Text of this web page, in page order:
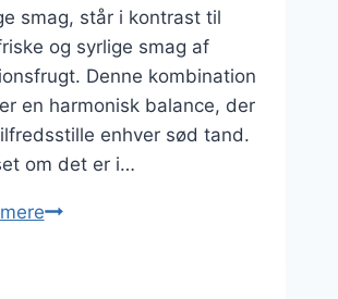
smag, står i kontrast til
og syrlige smag af
Denne kombination
en harmonisk balance, der
enhver sød tand.
om det er i…
Chokolade